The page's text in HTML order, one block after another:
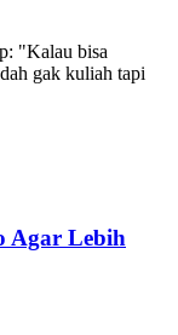
"Kalau bisa
gak kuliah tapi
Agar Lebih